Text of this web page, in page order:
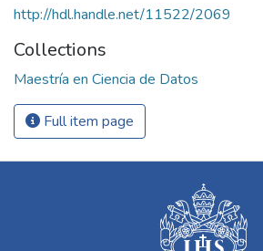
http://hdl.handle.net/11522/2069
Collections
Maestría en Ciencia de Datos
Full item page